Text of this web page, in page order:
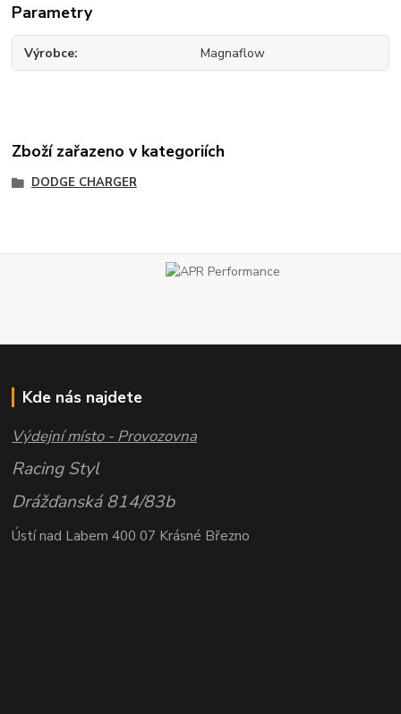
Parametry
Výrobce Magnaflow
Zboží zařazeno v kategoriích
DODGE CHARGER
Kde nás najdete
Výdejní místo - Provozovna
Racing Styl
Drážďanská 814/83b
Ústí nad Labem 400 07 Krásné Březno